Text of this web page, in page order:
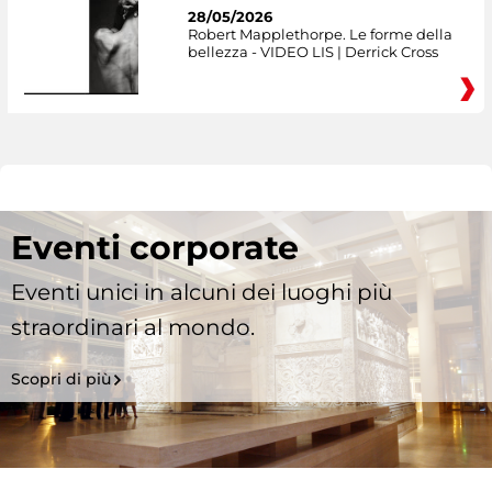
28/05/2026
Robert Mapplethorpe. Le forme della
bellezza - VIDEO LIS | Derrick Cross
Eventi corporate
Eventi unici in alcuni dei luoghi più
straordinari al mondo.
Scopri di più